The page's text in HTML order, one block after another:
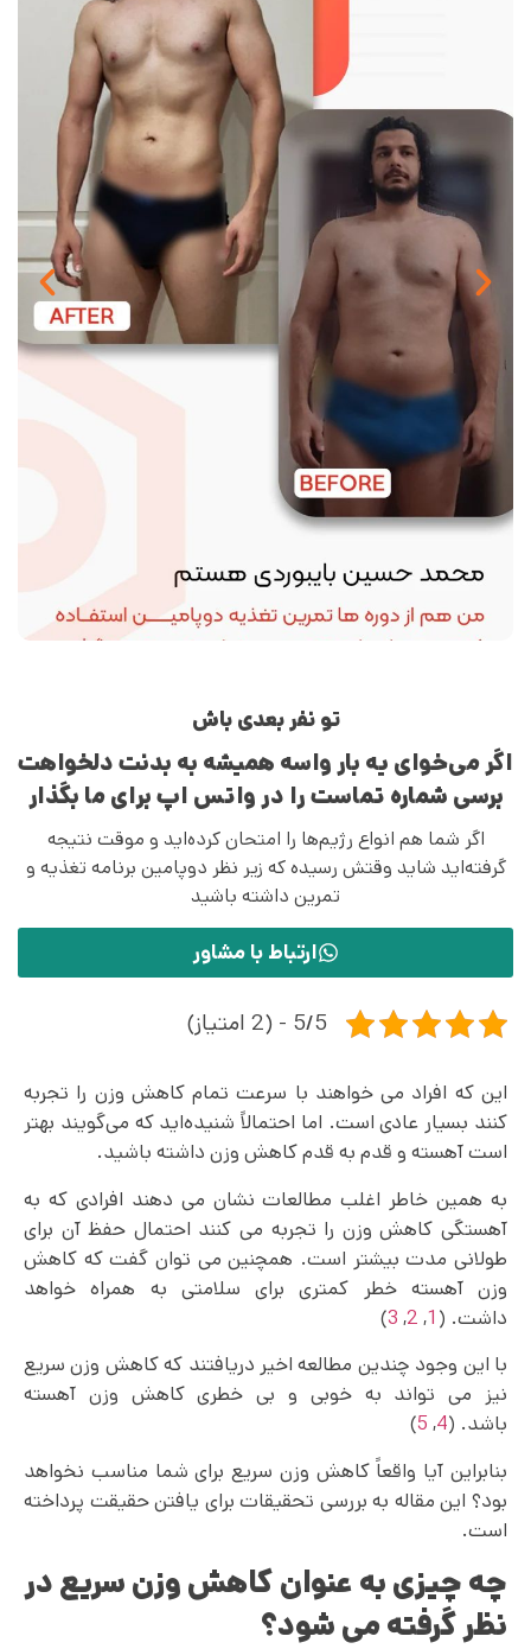
تو نفر بعدی باش
اگر می‌خوای یه بار واسه همیشه به بدنت دلخواهت
برسی شماره تماست را در واتس اپ برای ما بگذار
اگر شما هم انواع رژیم‌ها را امتحان کرده‌اید و موقت نتیجه
گرفته‌اید شاید وقتش رسیده که زیر نظر دوپامین برنامه تغذیه و
تمرین داشته باشید
ارتباط با مشاور
5/5 - (2 امتیاز)
این که افراد می خواهند با سرعت تمام کاهش وزن را تجربه
کنند بسیار عادی است. اما احتمالاً شنیده‌اید که می‌گویند بهتر
است آهسته و قدم به قدم کاهش وزن داشته باشید.
به همین خاطر اغلب مطالعات نشان می ‌دهند افرادی که به
آهستگی کاهش وزن را تجربه می کنند احتمال حفظ آن برای
طولانی مدت بیشتر است. همچنین می‌ توان گفت که کاهش
وزن آهسته خطر کمتری برای سلامتی به همراه خواهد
داشت. ( 1
,
2
,
3
)
با این وجود چندین مطالعه اخیر دریافتند که کاهش وزن سریع
نیز می تواند به خوبی و بی خطری کاهش وزن آهسته
باشد. (4
,
5
)
بنابراین آیا واقعاً کاهش وزن سریع برای شما مناسب نخواهد
بود؟ این مقاله به بررسی تحقیقات برای یافتن حقیقت پرداخته
است.
چه چیزی به عنوان کاهش وزن سریع در
نظر گرفته می شود؟